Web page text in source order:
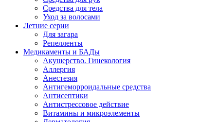
Средства для тела
Уход за волосами
Летние серии
Для загара
Репелленты
Медикаменты и БАДы
Акушерство. Гинекология
Аллергия
Анестезия
Антигеморроидальные средства
Антисептики
Антистрессовое действие
Витамины и микроэлементы